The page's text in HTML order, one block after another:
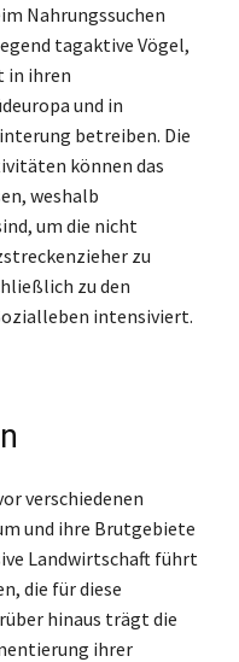
Nahrungssuchen
tagaktive Vögel,
in ihren
und in
betreiben. Die
können das
weshalb
um die nicht
zu
zu den
intensiviert.
verschiedenen
und ihre Brutgebiete
Landwirtschaft führt
die für diese
hinaus trägt die
ihrer